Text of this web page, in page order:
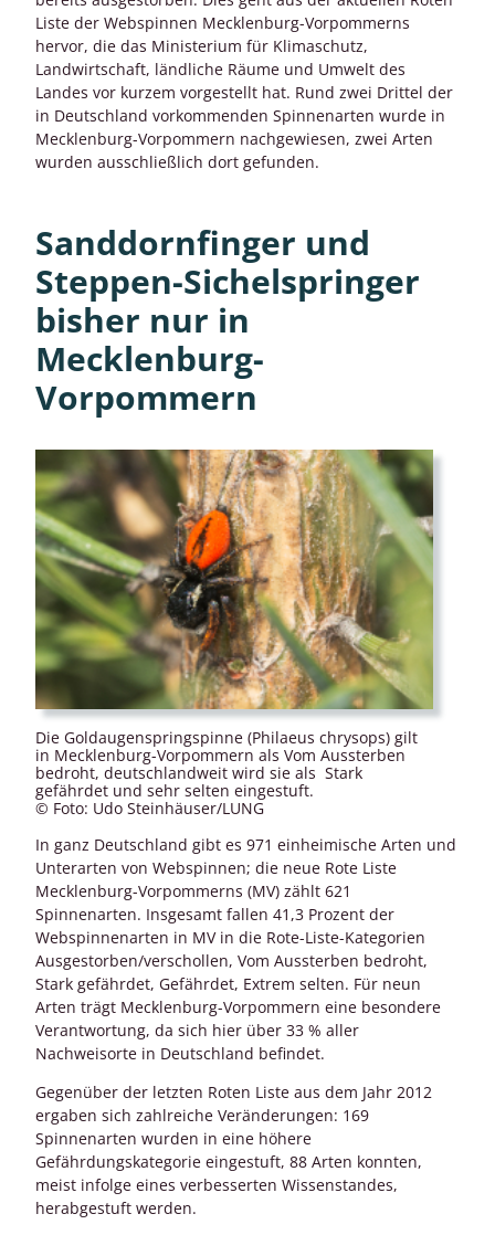
Liste der Webspinnen Mecklenburg-Vorpommerns
hervor, die das Ministerium für Klimaschutz,
Landwirtschaft, ländliche Räume und Umwelt des
Landes vor kurzem vorgestellt hat. Rund zwei Drittel der
in Deutschland vorkommenden Spinnenarten wurde in
Mecklenburg-Vorpommern nachgewiesen, zwei Arten
wurden ausschließlich dort gefunden.
Sanddornfinger und
Steppen-Sichelspringer
bisher nur in
Mecklenburg-
Vorpommern
Die Goldaugenspringspinne (Philaeus chrysops) gilt
in Mecklenburg-Vorpommern als Vom Aussterben
bedroht, deutschlandweit wird sie als Stark
gefährdet und sehr selten eingestuft.
© Foto: Udo Steinhäuser/LUNG
In ganz Deutschland gibt es 971 einheimische Arten und
Unterarten von Webspinnen; die neue Rote Liste
Mecklenburg-Vorpommerns (MV) zählt 621
Spinnenarten. Insgesamt fallen 41,3 Prozent der
Webspinnenarten in MV in die Rote-Liste-Kategorien
Ausgestorben/verschollen, Vom Aussterben bedroht,
Stark gefährdet, Gefährdet, Extrem selten. Für neun
Arten trägt Mecklenburg-Vorpommern eine besondere
Verantwortung, da sich hier über 33 % aller
Nachweisorte in Deutschland befindet.
Gegenüber der letzten Roten Liste aus dem Jahr 2012
ergaben sich zahlreiche Veränderungen: 169
Spinnenarten wurden in eine höhere
Gefährdungskategorie eingestuft, 88 Arten konnten,
meist infolge eines verbesserten Wissenstandes,
herabgestuft werden.